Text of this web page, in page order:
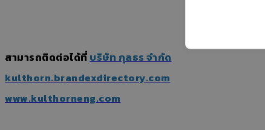
สามารถติดต่อได้ที่ บริษัท กุลธร จำกัด
kulthorn.brandexdirectory.com
www.kulthorneng.com